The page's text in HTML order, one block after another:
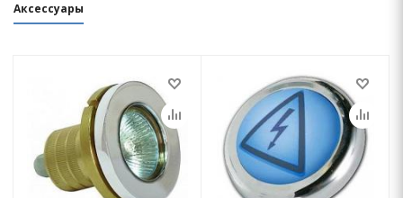
Аксессуары